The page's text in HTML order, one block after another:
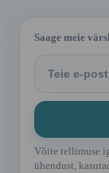
Saage meie
Võite tellimuse
ühendust,